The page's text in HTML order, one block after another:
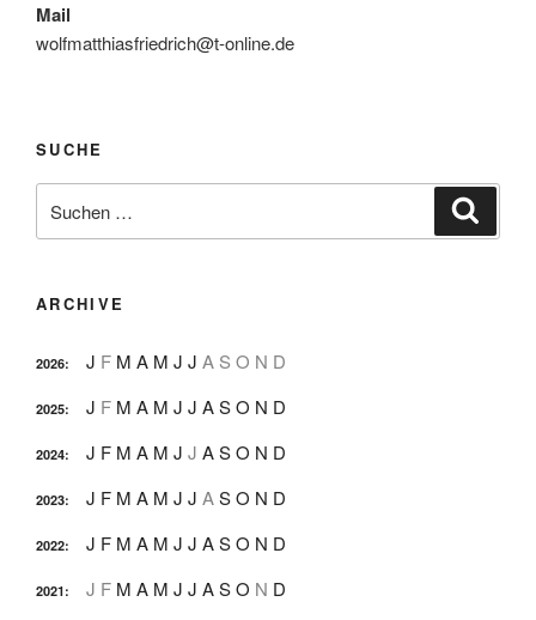
Mail
wolfmatthiasfriedrich@t-online.de
SUCHE
nach:
ARCHIVE
2026: J F M A M J J A S O N D
2025: J F M A M J J ASO N D
2024: J F M A M J J ASO N D
2023: J F M A M J J ASO N D
2022: J F M A M J J ASO N D
2021: J F M A M J J ASO N D